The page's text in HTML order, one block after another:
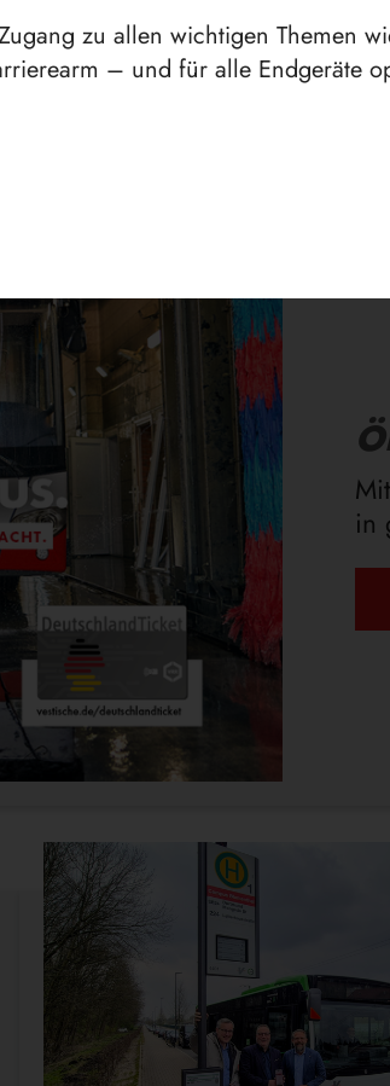
in
zu allen wichtigen Themen
– und für alle Endgeräte